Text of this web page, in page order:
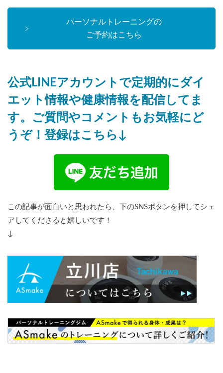
パーソナルトレーニングの
ご予約はこちら
公式LINEアカウントで定期的にダイ
エット情報や健康情報を配信してま
す。ご質問やコメントもお気軽にど
うぞ！登録はこちら↓
この記事が面白いと思われたら、下のSNSボタンを押してシェ
アしてくださると嬉しいです！
↓